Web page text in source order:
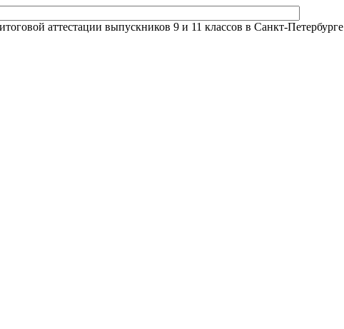
аттестации выпускников 9 и 11 классов в Санкт-Петербурге